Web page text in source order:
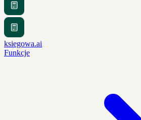
ksiegowa.ai
Funkcje